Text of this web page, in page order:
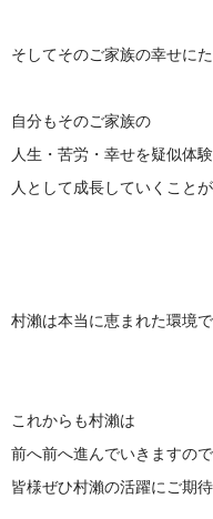
そしてそのご家族の幸せに
自分もそのご家族の
人生・苦労・幸せを疑似体
人として成長していくこと
村瀨は本当に恵まれた環境
これからも村瀨は
前へ前へ進んでいきますので
皆様ぜひ村瀨の活躍にご期